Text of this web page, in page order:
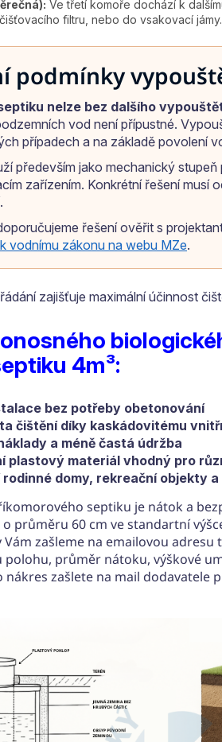
Ve třetí komoře dochází k
filtru, nebo do vsakovací jámy.
podmínky
nelze bez dalšího
vod není přípustné.
případech a na základě povolení
především jako mechanický
zařízením. Konkrétní řešení musí
řešení ověřit s
vodnímu zákonu na webu MZe.
zajišťuje maximální účinnost
4m³:
bez potřeby obetonování
čištění díky kaskádovitému
a méně častá údržba
plastový materiál vhodný pro
domy, rekreační objekty
septiku je nátok a
průměru 60 cm ve standartní
zašleme na emailovou adresu
polohu, průměr nátoku, výškové
nákres zašlete na mail dodavatele